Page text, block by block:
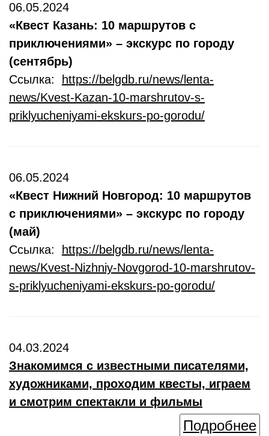
06.05.2024
«Квест Казань: 10 маршрутов с
приключениями» – экскурс по городу
(сентябрь)
Ссылка:
https://belgdb.ru/news/lenta-
news/Kvest-Kazan-10-marshrutov-s-
priklyucheniyami-ekskurs-po-gorodu/
06.05.2024
«Квест Нижний Новгород: 10 маршрутов
с приключениями» – экскурс по городу
(май)
Ссылка:
https://belgdb.ru/news/lenta-
news/Kvest-Nizhniy-Novgorod-10-marshrutov-
s-priklyucheniyami-ekskurs-po-gorodu/
04.03.2024
Знакомимся с известными писателями,
художниками, проходим квесты, играем
и смотрим спектакли и фильмы
Подробнее